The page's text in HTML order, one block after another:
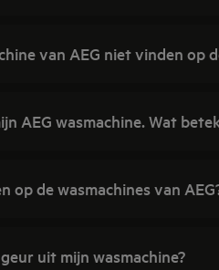
van AEG niet vinden op
AEG wasmachine. Wat
op de wasmachines van
uit mijn wasmachine?